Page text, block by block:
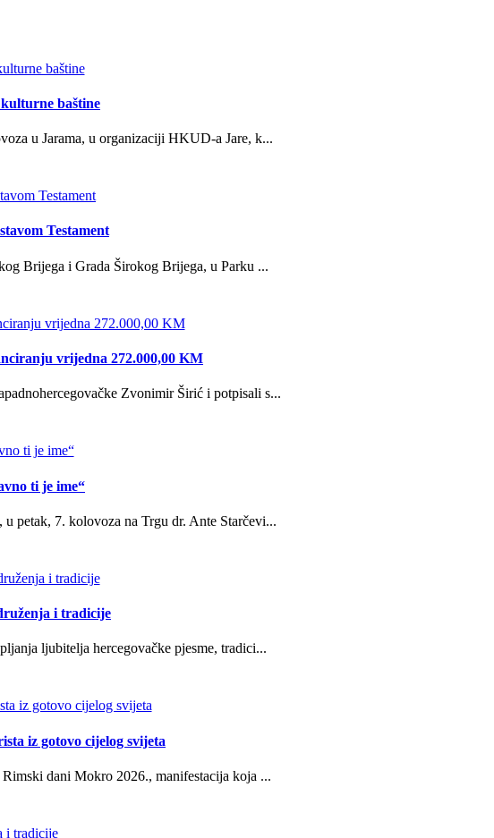
baštine
u Jarama, u organizaciji HKUD-a Jare, k...
Testament
Brijega i Grada Širokog Brijega, u Parku ...
vrijedna 272.000,00 KM
Zvonimir Širić i potpisali s...
ti je ime“
petak, 7. kolovoza na Trgu dr. Ante Starčevi...
i tradicije
ljubitelja hercegovačke pjesme, tradici...
iz gotovo cijelog svijeta
dani Mokro 2026., manifestacija koja ...